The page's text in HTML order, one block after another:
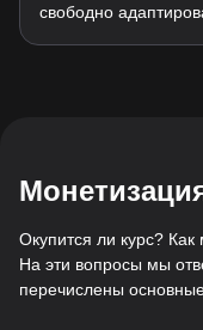
свободно
Окупится ли курс? Как
На эти вопросы мы
перечислены